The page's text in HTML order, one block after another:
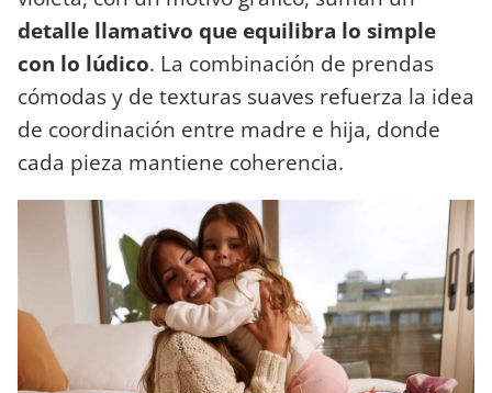
detalle llamativo que equilibra lo simple
con lo lúdico. La combinación de prendas
cómodas y de texturas suaves refuerza la idea
de coordinación entre madre e hija, donde
cada pieza mantiene coherencia.